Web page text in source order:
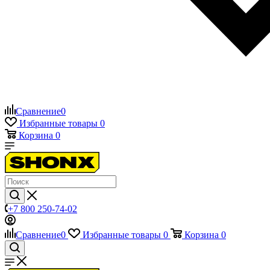
Сравнение0
Избранные товары 0
Корзина 0
+7 800 250-74-02
Сравнение0 Избранные товары 0 Корзина 0